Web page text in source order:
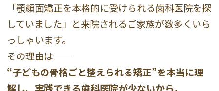
「顎顔面矯正を本格的に受けられる歯科医院を探
していました」と来院されるご家族が数多くいら
っしゃいます。
その理由は──
“子どもの骨格ごと整えられる矯正”を本当に理
解し、実践できる歯科医院が少ないから。